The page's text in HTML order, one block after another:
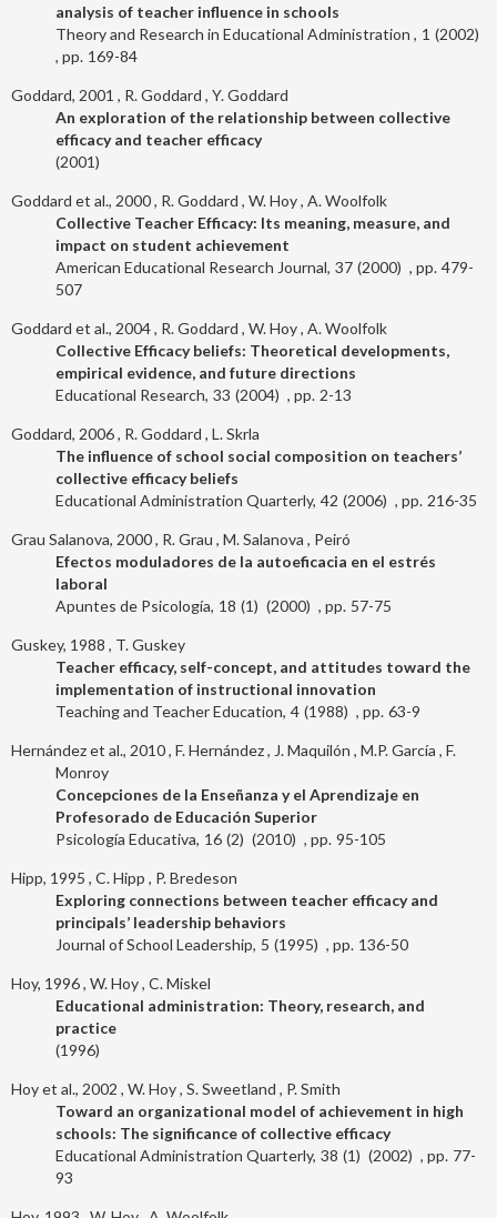
analysis of teacher influence in schools
Theory and Research in Educational Administration
1
2002
169-84
Goddard, 2001 R. Goddard Y. Goddard
An exploration of the relationship between collective
efficacy and teacher efficacy
2001
Goddard et al., 2000 R. Goddard W. Hoy A. Woolfolk
Collective Teacher Efficacy: Its meaning, measure, and
impact on student achievement
American Educational Research Journal 37 2000
479-
507
Goddard et al., 2004 R. Goddard W. Hoy A. Woolfolk
Collective Efficacy beliefs: Theoretical developments,
empirical evidence, and future directions
Educational Research 33 2004 2-13
Goddard, 2006 R. Goddard L. Skrla
The influence of school social composition on teachers’
collective efficacy beliefs
Educational Administration Quarterly 42 2006 216-35
Grau Salanova, 2000 R. Grau M. Salanova
Peiró
Efectos moduladores de la autoeficacia en el estrés
laboral
Apuntes de Psicología 18 1 2000 57-75
Guskey, 1988
T. Guskey
Teacher efficacy, self-concept, and attitudes toward the
implementation of instructional innovation
Teaching and Teacher Education 4 1988 63-9
Hernández et al., 2010 F. Hernández J. Maquilón M.P. García F.
Monroy
Concepciones de la Enseñanza y el Aprendizaje en
Profesorado de Educación Superior
Psicología Educativa 16 2 2010 95-105
Hipp, 1995 C. Hipp
P. Bredeson
Exploring connections between teacher efficacy and
principals’ leadership behaviors
Journal of School Leadership 5 1995 136-50
Hoy, 1996 W. Hoy C. Miskel
Educational administration: Theory, research, and
practice
1996
Hoy et al., 2002 W. Hoy S. Sweetland
P. Smith
Toward an organizational model of achievement in high
schools: The significance of collective efficacy
Educational Administration Quarterly 38 1 2002
77-
93